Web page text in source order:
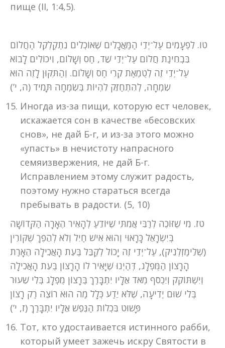
пище (II, 1:4,5).
טו. לִפְעָמִים עַל־יְדֵי הַמַּאֲכָלִים שֶׁאוֹכְלִים נִתְקַלְקֵל הַחֲלוֹם
בִּבְחִינַת חֲלוֹם עַל־יְדֵי שֵׁד, חַס וְשָׁלוֹם, וִיכוֹלִים לָבוֹא
עַל־יְדֵי זֶה לְטֻמְאַת קֶרִי חַס וְשָׁלוֹם. וְהַתִּקּוּן לָזֶה הוּא
שִׂמְחָה, לְהִתְחַזֵּק לִהְיוֹת בְּשִׂמְחָה תָּמִיד (ה, י’)
Иногда из-за пищи, которую ест человек,
искажается сон в качестве «бесовских
снов», не дай Б-г, и из-за этого можно
«упасть» в нечистоту напрасного
семяизвержения, не дай Б-г.
Исправлением этому служит радость,
поэтому нужно стараться всегда
пребывать в радости. (5, 10)
טז. מִי שֶׁזּוֹכֶה לְרַבִּי אֲמִתִּי שֶׁיּוֹדֵעַ לְהָאִיר הֶאָרָה הַקְּדוֹשָׁה
בְּיִשְׂרָאֵל כָּרָאוּי וְהוּא אִישׁ חַיִל וְלֹא לְהֵפֶךְ שֶׁקּוֹרִין
(שְׁלֵימַזְלְנִיק), עַל־יְדֵי זֶה יָכוֹל לְקַבֵּל בְּעֵת הָאֲכִילָה הֶאָרַת
הָרָצוֹן הַמֻּפְלָג, דְּהַיְנוּ שֶׁיָּאִיר לוֹ הָרָצוֹן בְּעֵת הָאֲכִילָה
וְיִשְׁתּוֹקֵק וְיִכְסֹף מְאֹד אֵלָיו יִתְבָּרַךְ בְּרָצוֹן מֻפְלָג בְּלִי שִׁעוּר
בְּלִי שׁוּם יְדִיעָה, שֶׁלֹּא יֵדַע כְּלָל מַה הוּא רוֹצֶה רַק רָצוֹן
פָּשׁוּט בִּכְלוֹת הַנֶּפֶשׁ אֵלָיו יִתְבָּרַךְ (ז, י’)
Тот, кто удостаивается истинного рабби,
который умеет зажечь искру Святости в